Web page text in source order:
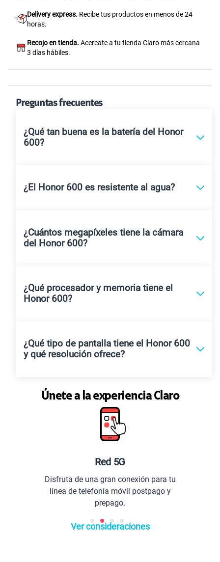
Delivery express. Recibe tus productos en menos de 24
horas.
Recojo en tienda. Acercate a tu tienda Claro más cercana
3 días hábiles.
Preguntas frecuentes
¿Qué tan buena es la batería del Honor
600?
¿El Honor 600 es resistente al agua?
¿Cuántos megapíxeles tiene la cámara
del Honor 600?
¿Qué procesador y memoria tiene el
Honor 600?
¿Qué tipo de pantalla tiene el Honor 600
y qué resolución ofrece?
Únete a la experiencia Claro
Red 5G
Disfruta de una gran conexión para tu
línea de telefonía móvil postpago y
prepago.
Ver consideraciones